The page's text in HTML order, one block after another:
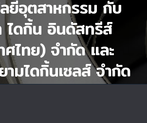
ลยีอุตสาหกรรม กับ
ไดกิ้น อินดัสทรีส์
ศไทย) จำกัด และ
มไดกิ้นเซลส์ จำกัด